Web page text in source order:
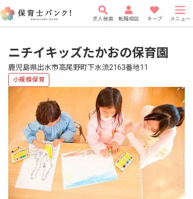
求人検索 転職相談 キープ メニュー
ニチイキッズたかおの保育園
鹿児島県出水市高尾野町下水流2163番地11
小規模保育